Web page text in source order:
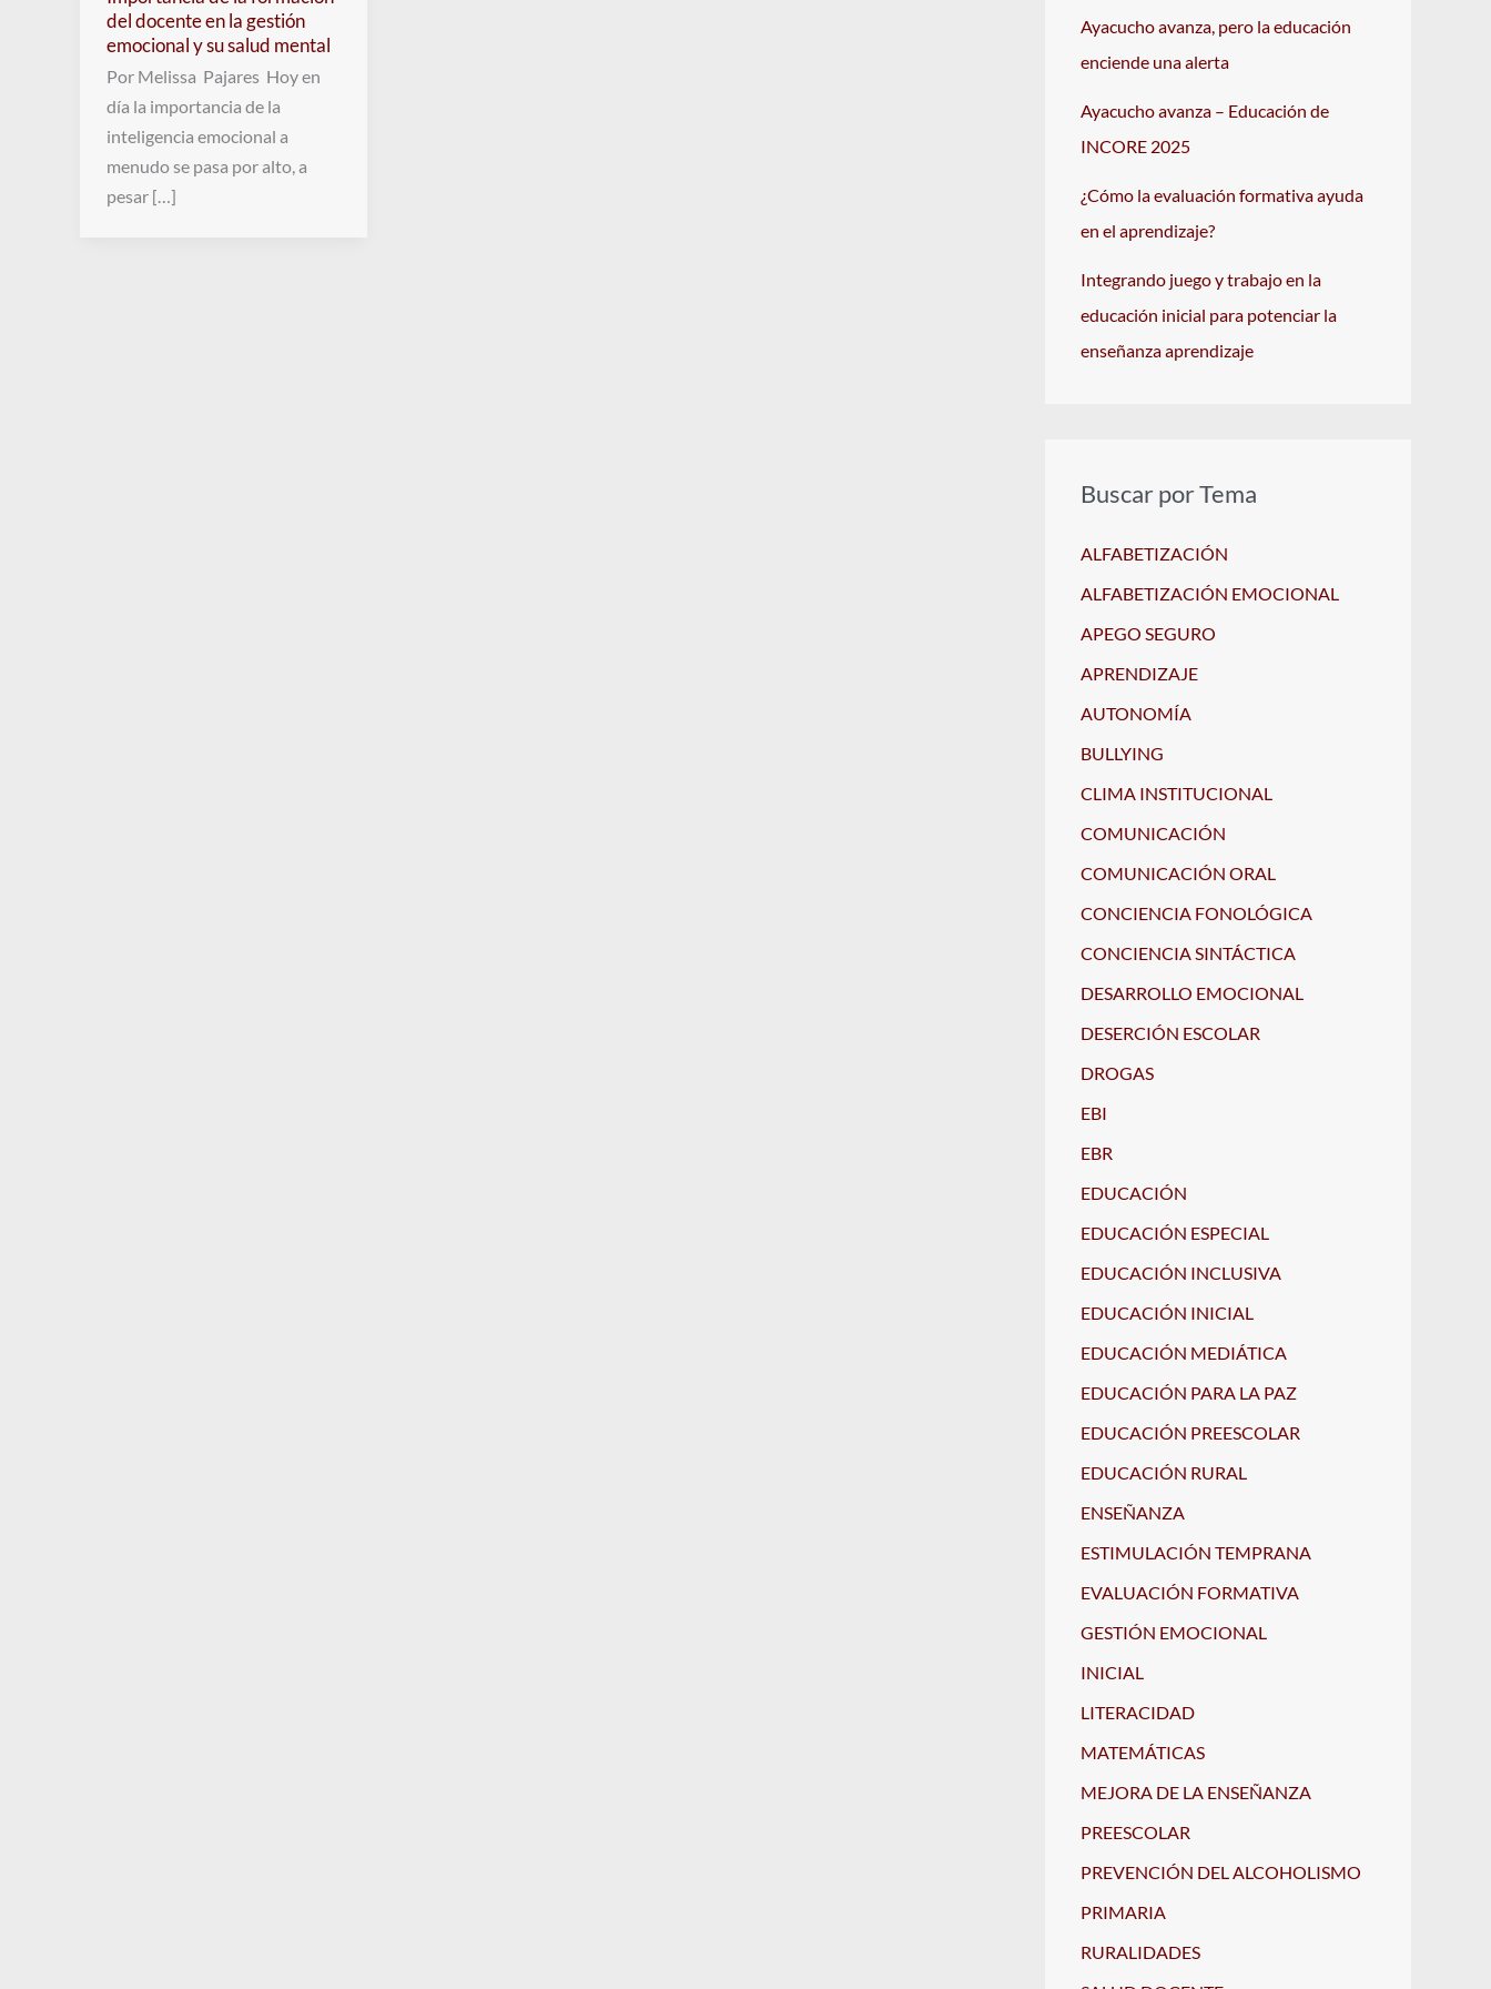
del docente en la gestión
emocional y su salud mental
Por Melissa Pajares Hoy en
día la importancia de la
inteligencia emocional a
menudo se pasa por alto, a
pesar […]
Ayacucho avanza, pero la educación
enciende una alerta
Ayacucho avanza – Educación de
INCORE 2025
¿Cómo la evaluación formativa ayuda
en el aprendizaje?
Integrando juego y trabajo en la
educación inicial para potenciar la
enseñanza aprendizaje
Buscar por Tema
ALFABETIZACIÓN
ALFABETIZACIÓN EMOCIONAL
APEGO SEGURO
APRENDIZAJE
AUTONOMÍA
BULLYING
CLIMA INSTITUCIONAL
COMUNICACIÓN
COMUNICACIÓN ORAL
CONCIENCIA FONOLÓGICA
CONCIENCIA SINTÁCTICA
DESARROLLO EMOCIONAL
DESERCIÓN ESCOLAR
DROGAS
EBI
EBR
EDUCACIÓN
EDUCACIÓN ESPECIAL
EDUCACIÓN INCLUSIVA
EDUCACIÓN INICIAL
EDUCACIÓN MEDIÁTICA
EDUCACIÓN PARA LA PAZ
EDUCACIÓN PREESCOLAR
EDUCACIÓN RURAL
ENSEÑANZA
ESTIMULACIÓN TEMPRANA
EVALUACIÓN FORMATIVA
GESTIÓN EMOCIONAL
INICIAL
LITERACIDAD
MATEMÁTICAS
MEJORA DE LA ENSEÑANZA
PREESCOLAR
PREVENCIÓN DEL ALCOHOLISMO
PRIMARIA
RURALIDADES